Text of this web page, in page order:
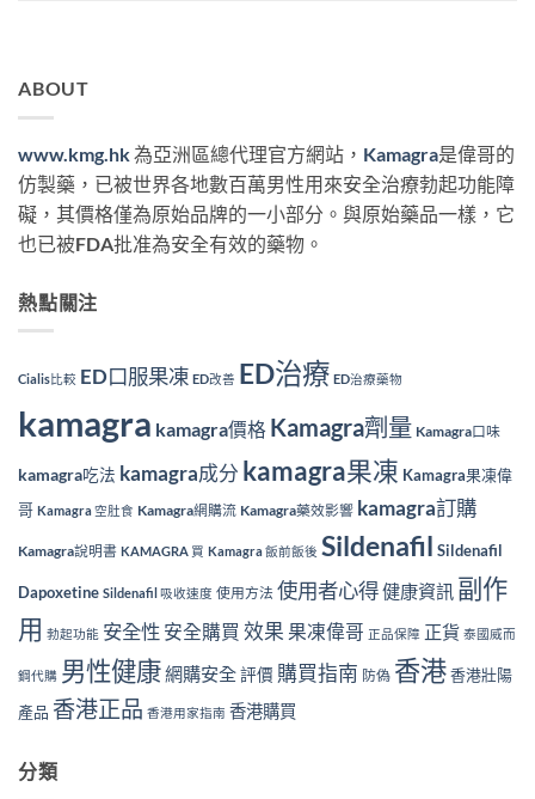
ABOUT
www.kmg.hk為亞洲區總代理官方網站， Kamagra是偉哥的
仿製藥，已被世界各地數百萬男性用來安全治療勃起功能障
礙，其價格僅為原始品牌的一小部分。與原始藥品一樣，它
也已被FDA批准為安全有效的藥物。
熱點關注
Cialis比較 ED口服果凍 ED改善 ED治療 ED治療藥物
kamagra kamagra價格 Kamagra劑量 Kamagra口味
kamagra吃法 kamagra成分 kamagra果凍 Kamagra果凍偉
哥 Kamagra 空肚食 Kamagra網購流 Kamagra藥效影響 kamagra訂購
Kamagra說明書 KAMAGRA 買 Kamagra 飯前飯後 Sildenafil Sildenafil
Dapoxetine Sildenafil 吸收速度 使用方法 使用者心得健康資訊 副作
用 勃起功能 安全性 安全購買 效果 果凍偉哥 正品保障 正貨 泰國威而
鋼代購 男性健康網購安全評價 購買指南 防偽 香港香港壯陽
產品 香港正品 香港用家指南 香港購買
分類